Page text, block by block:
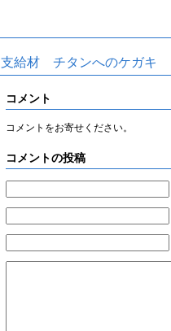
支給材 チタンへのケガキ
コメント
コメントをお寄せください。
コメントの投稿